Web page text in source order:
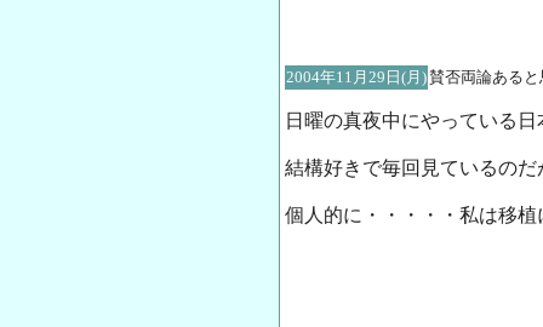
2004年11月29日(月)賛否両論ある
日曜の真夜中にやっている
結構好きで毎回見ているの
個人的に・・・・・私は移